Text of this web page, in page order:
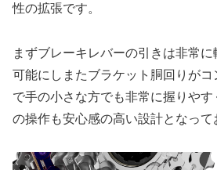
性の拡張です。
まずブレーキレバーの引きは非常
可能にしまたブラケット胴回りがコ
で手の小さな方でも非常に握りや
の操作も安心感の高い設計となって